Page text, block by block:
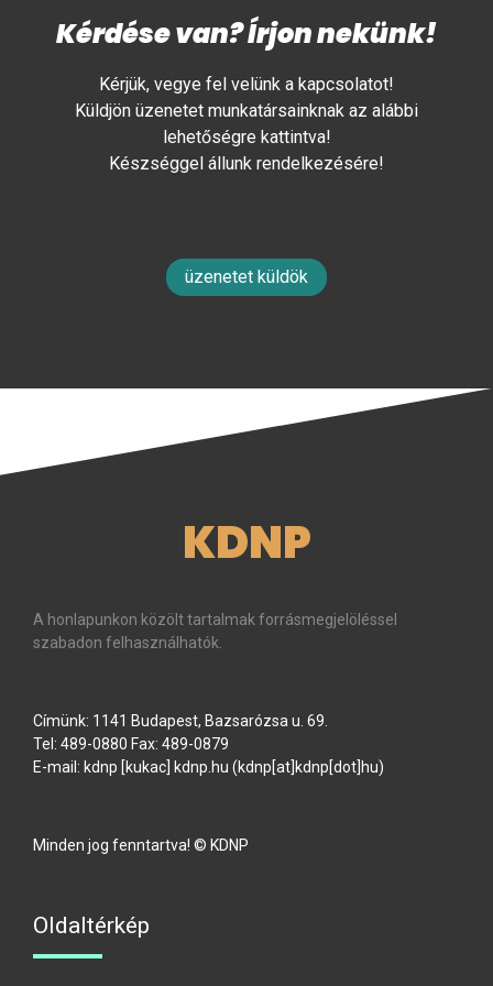
Kérdése van? Írjon nekünk!
Kérjük, vegye fel velünk a kapcsolatot!
Küldjön üzenetet munkatársainknak az alábbi
lehetőségre kattintva!
Készséggel állunk rendelkezésére!
üzenetet küldök
KDNP
A honlapunkon közölt tartalmak forrásmegjelöléssel
szabadon felhasználhatók.
Címünk: 1141 Budapest, Bazsarózsa u. 69.
Tel: 489-0880 Fax: 489-0879
E-mail: kdnp [kukac] kdnp hu (kdnp[at]kdnp[dot]hu)
Minden jog fenntartva! © KDNP
Oldaltérkép